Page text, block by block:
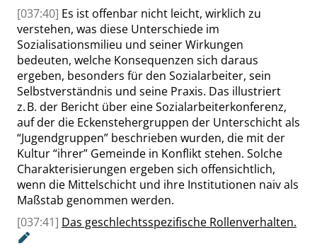
[037:40] Es ist offenbar nicht leicht, wirklich zu
verstehen, was diese Unterschiede im
Sozialisationsmilieu und seiner Wirkungen
bedeuten, welche Konsequenzen sich daraus
ergeben, besonders für den Sozialarbeiter, sein
Selbstverständnis und seine Praxis. Das illustriert
z. B. der Bericht über eine Sozialarbeiterkonferenz,
auf der die Eckenstehergruppen der Unterschicht als
“Jugendgruppen” beschrieben wurden, die mit der
Kultur“ihrer” Gemeinde in Konflikt stehen. Solche
Charakterisierungen ergeben sich offensichtlich,
wenn die Mittelschicht und ihre Institutionen naiv als
Maßstab genommen werden.
[037:41] Das geschlechtsspezifische Rollenverhalten.